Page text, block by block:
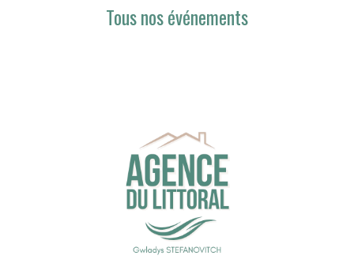
Tous nos événements